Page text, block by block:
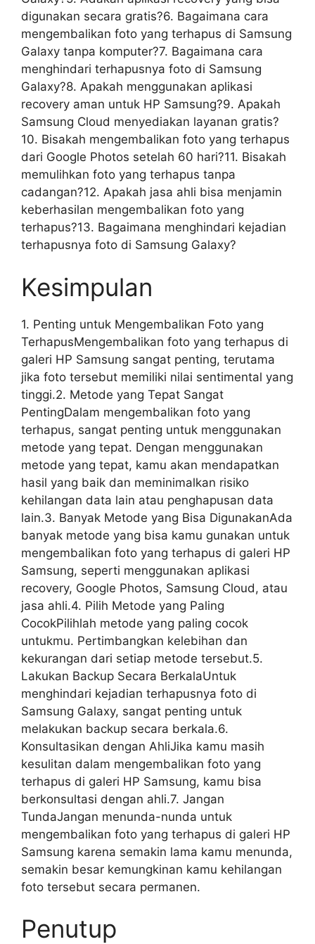
digunakan secara gratis?6. Bagaimana cara
mengembalikan foto yang terhapus di Samsung
Galaxy tanpa komputer?7. Bagaimana cara
menghindari terhapusnya foto di Samsung
Galaxy?8. Apakah menggunakan aplikasi
recovery aman untuk HP Samsung?9. Apakah
Samsung Cloud menyediakan layanan gratis?
10. Bisakah mengembalikan foto yang terhapus
dari Google Photos setelah 60 hari?11. Bisakah
memulihkan foto yang terhapus tanpa
cadangan?12. Apakah jasa ahli bisa menjamin
keberhasilan mengembalikan foto yang
terhapus?13. Bagaimana menghindari kejadian
terhapusnya foto di Samsung Galaxy?
Kesimpulan
1. Penting untuk Mengembalikan Foto yang
TerhapusMengembalikan foto yang terhapus di
galeri HP Samsung sangat penting, terutama
jika foto tersebut memiliki nilai sentimental yang
tinggi.2. Metode yang Tepat Sangat
PentingDalam mengembalikan foto yang
terhapus, sangat penting untuk menggunakan
metode yang tepat. Dengan menggunakan
metode yang tepat, kamu akan mendapatkan
hasil yang baik dan meminimalkan risiko
kehilangan data lain atau penghapusan data
lain.3. Banyak Metode yang Bisa DigunakanAda
banyak metode yang bisa kamu gunakan untuk
mengembalikan foto yang terhapus di galeri HP
Samsung, seperti menggunakan aplikasi
recovery, Google Photos, Samsung Cloud, atau
jasa ahli.4. Pilih Metode yang Paling
CocokPilihlah metode yang paling cocok
untukmu. Pertimbangkan kelebihan dan
kekurangan dari setiap metode tersebut.5.
Lakukan Backup Secara BerkalaUntuk
menghindari kejadian terhapusnya foto di
Samsung Galaxy, sangat penting untuk
melakukan backup secara berkala.6.
Konsultasikan dengan AhliJika kamu masih
kesulitan dalam mengembalikan foto yang
terhapus di galeri HP Samsung, kamu bisa
berkonsultasi dengan ahli.7. Jangan
TundaJangan menunda-nunda untuk
mengembalikan foto yang terhapus di galeri HP
Samsung karena semakin lama kamu menunda,
semakin besar kemungkinan kamu kehilangan
foto tersebut secara permanen.
Penutup